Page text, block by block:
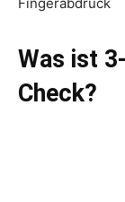
Was ist
Check?